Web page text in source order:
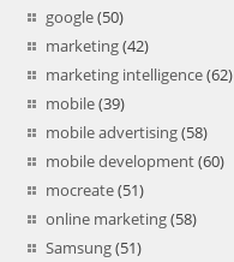
google(50)
marketing(42)
marketing intelligence(62)
mobile(39)
mobile advertising(58)
mobile development(60)
mocreate(51)
online marketing(58)
Samsung(51)